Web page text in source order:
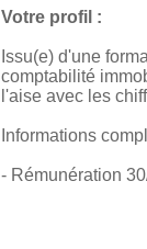
Votre profil :
Issu(e) d'une
comptabilité
l'aise avec les
Informations
- Rémunération